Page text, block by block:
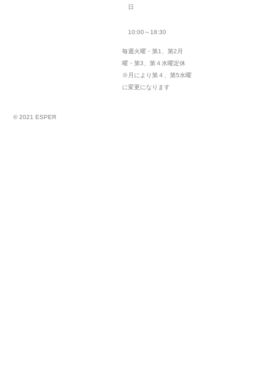
日
10:00～18:30
毎週火曜・第1、第2月
曜・第3、第４水曜定休
※月により第４、第5水曜
に変更になります
© 2021 ESPER